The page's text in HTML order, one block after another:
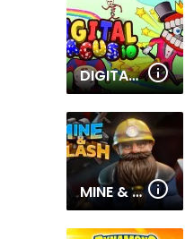
DIGITAL CIRCUS IO
MINE & SLASH